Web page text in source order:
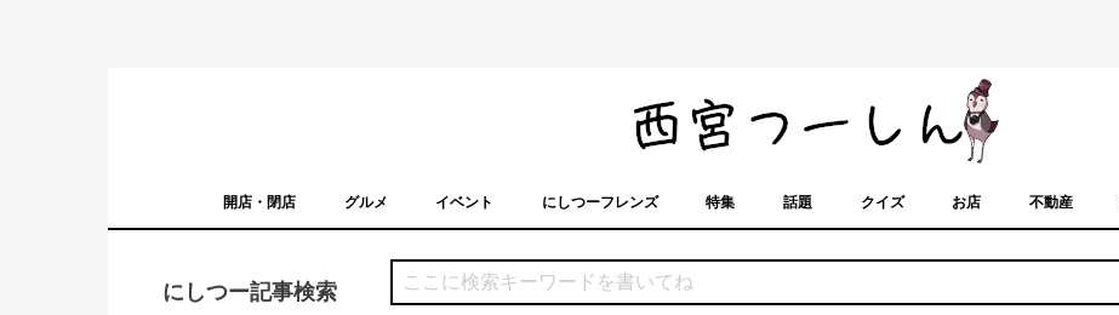
開店・閉店 グルメ イベント にしつーフレンズ 特集 話題 クイズ お店 不動産
にしつー記事検索